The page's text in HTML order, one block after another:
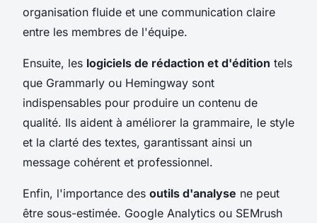
organisation fluide et une communication claire
entre les membres de l'équipe.
Ensuite, les logiciels de rédaction et d'édition tels
que Grammarly ou Hemingway sont
indispensables pour produire un contenu de
qualité. Ils aident à améliorer la grammaire, le style
et la clarté des textes, garantissant ainsi un
message cohérent et professionnel.
Enfin, l'importance des outils d'analyse ne peut
être sous-estimée. Google Analytics ou SEMrush